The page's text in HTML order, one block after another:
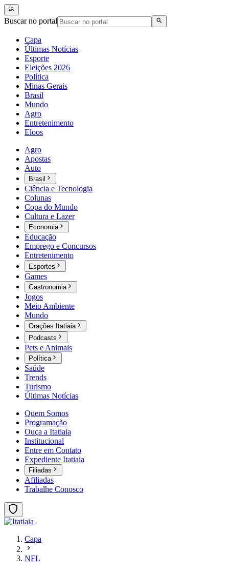
Buscar no portal
Capa
Últimas Notícias
Esporte
Eleições 2026
Política
Minas Gerais
Brasil
Mundo
Agro
Entretenimento
Eloos
Agro
Apostas
Auto
Brasil
Ciência e Tecnologia
Colunas
Copa do Mundo
Cultura e Lazer
Economia
Educação
Emprego e Concursos
Entretenimento
Esportes
Games
Gastronomia
Jogos
Meio Ambiente
Mundo
Orações Itatiaia
Podcasts
Pets e Animais
Política
Saúde
Trends
Turismo
Últimas Notícias
Quem Somos
Programação
Ouça a Itatiaia
Institucional
Entre em Contato
Expediente Itatiaia
Filiadas
Afiliadas
Trabalhe Conosco
Capa
NFL